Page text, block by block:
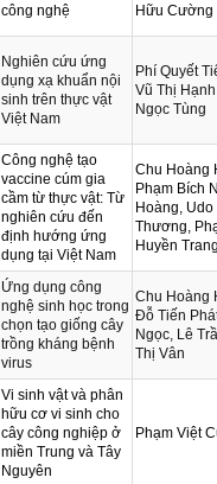
công nghệ
Hữu Cường
Nghiên cứu ứng
dụng xạ khuẩn nội
sinh trên thực vật
Việt Nam
Phí Quyết
Vũ Thị
Ngọc Tùng
Công nghệ tạo
vaccine cúm gia
cầm từ thực vật: Từ
nghiên cứu đến
định hướng ứng
dụng tại Việt Nam
Chu Hoàng
Phạm Bích
Hoàng,
Thương,
Huyền
Ứng dụng công
nghệ sinh học trong
chọn tạo giống cây
trồng kháng bệnh
virus
Chu Hoàng
Đỗ Tiến
Ngọc, Lê
Thị Vân
Vi sinh vật và phân
hữu cơ vi sinh cho
cây công nghiệp ở
miền Trung và Tây
Nguyên
Phạm Việt